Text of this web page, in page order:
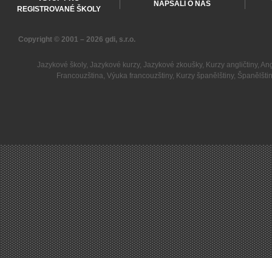
REGISTROVANÉ ŠKOLY
NAPSALI O NÁS
Copyright © 2001 – 2026 gdi, s.r.o.
Jazykové školy, Jazykové kurzy, Jazykové zkoušky, Kurzy angličtiny,
Francouzština,Výuka francouzštiny, Kurzy španělštiny,